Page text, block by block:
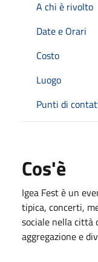
A chi è rivolto
Date e Orari
Costo
Luogo
Punti di
Cos'è
Igea Fest è un
tipica, concerti,
sociale nella città
aggregazione e